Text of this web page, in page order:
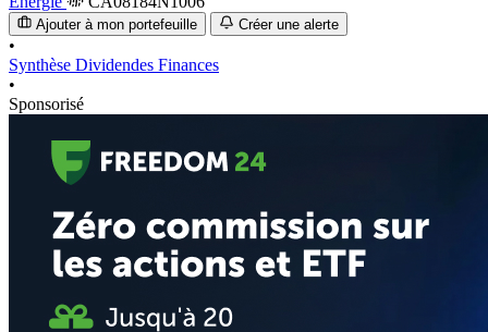
Ajouter à mon portefeuille Créer une alerte
•
Synthèse Dividendes Finances
•
Sponsorisé